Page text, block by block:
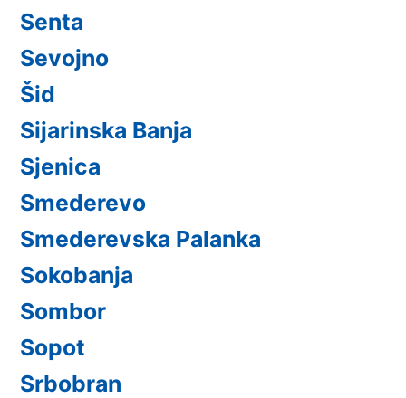
Senta
Sevojno
Šid
Sijarinska Banja
Sjenica
Smederevo
Smederevska Palanka
Sokobanja
Sombor
Sopot
Srbobran